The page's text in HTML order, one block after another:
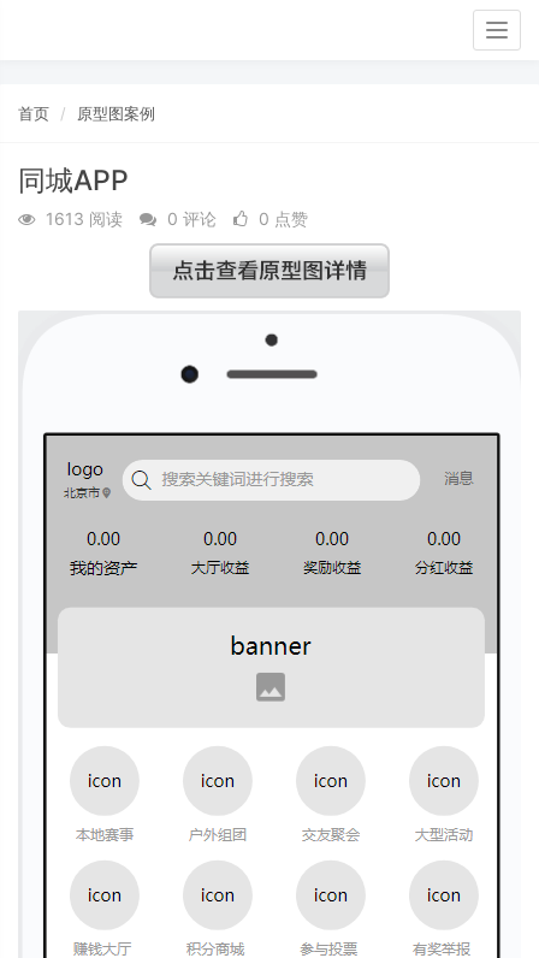
首页 原型图案例
同城APP
1613 阅读 0 评论 0 点赞